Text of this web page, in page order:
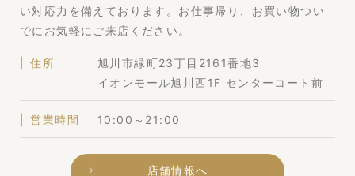
い対応力を備えております。お仕事帰り、お買い物つい
でにお気軽にご来店ください。
住所
旭川市緑町23丁目2161番地3
イオンモール旭川西1F センターコート前
営業時間 10:00～21:00
店舗情報へ